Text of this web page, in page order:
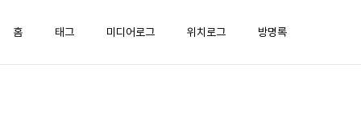
홈 태그 미디어로그 위치로그 방명록